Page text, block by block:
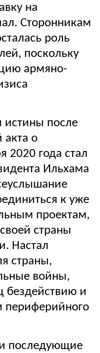
на
Сторонникам
роль
поскольку
армяно-
после
о
2020 года стал
Ильхама
к уже
проектам,
страны
Настал
страны,
войны,
бездействию и
периферийного
последующие